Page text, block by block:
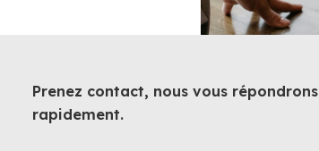
Prenez contact, nous vous répondrons
rapidement.